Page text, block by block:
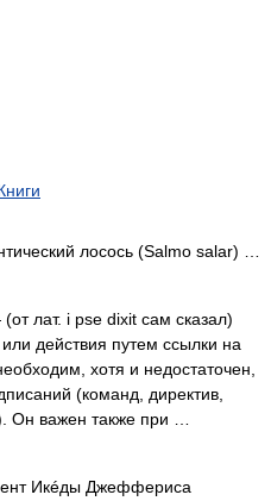
лосось (Salmo salar) …
лат. i pse dixit сам сказал)
действия путем ссылки на
хотя и недостаточен,
(команд, директив,
Он важен также при …
Икéды Джеффериса